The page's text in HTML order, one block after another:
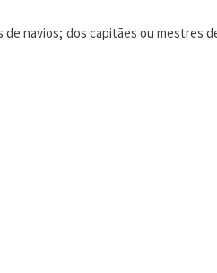
navios; dos capitães ou mestres